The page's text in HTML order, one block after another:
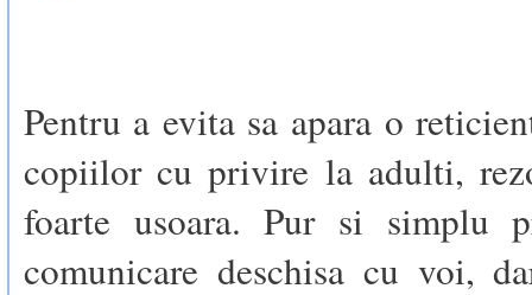
Pentru a evita sa apara o
copiilor cu privire la adulti,
foarte usoara. Pur si simplu
comunicare deschisa cu voi,